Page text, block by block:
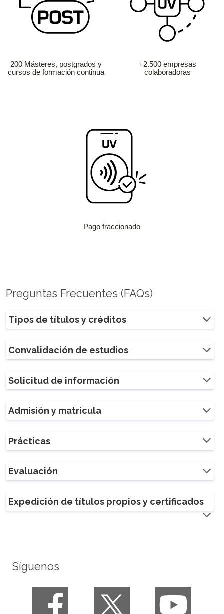
200 Másteres, postgrados y
cursos de formación continua
+2.500 empresas
colaboradoras
Pago fraccionado
Preguntas Frecuentes (FAQs)
Tipos de títulos y créditos
Convalidación de estudios
Solicitud de información
Admisión y matrícula
Prácticas
Evaluación
Expedición de títulos propios y certificados
Síguenos